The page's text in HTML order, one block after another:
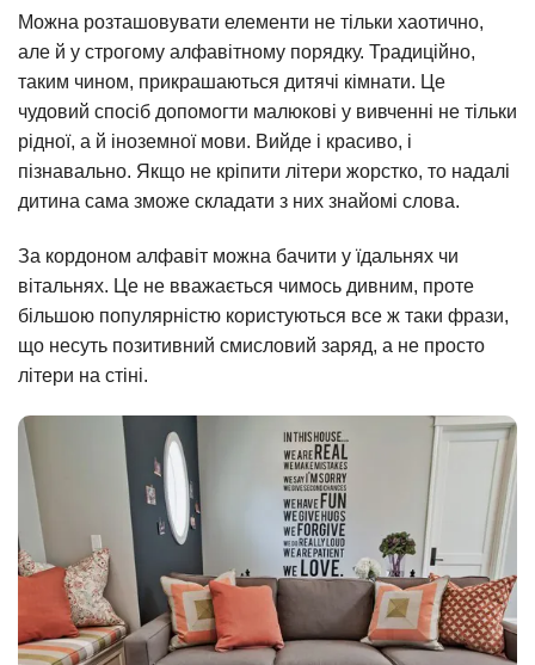
Можна розташовувати елементи не тільки хаотично,
але й у строгому алфавітному порядку. Традиційно,
таким чином, прикрашаються дитячі кімнати. Це
чудовий спосіб допомогти малюкові у вивченні не тільки
рідної, а й іноземної мови. Вийде і красиво, і
пізнавально. Якщо не кріпити літери жорстко, то надалі
дитина сама зможе складати з них знайомі слова.
За кордоном алфавіт можна бачити у їдальнях чи
вітальнях. Це не вважається чимось дивним, проте
більшою популярністю користуються все ж таки фрази,
що несуть позитивний смисловий заряд, а не просто
літери на стіні.